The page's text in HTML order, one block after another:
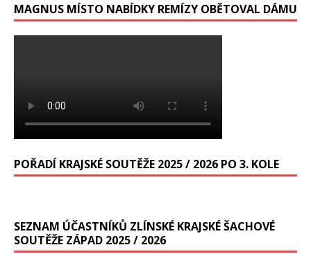
MAGNUS MÍSTO NABÍDKY REMÍZY OBĚTOVAL DÁMU
POŘADÍ KRAJSKÉ SOUTĚŽE 2025 / 2026 PO 3. KOLE
SEZNAM ÚČASTNÍKŮ ZLÍNSKÉ KRAJSKÉ ŠACHOVÉ
SOUTĚŽE ZÁPAD 2025 / 2026